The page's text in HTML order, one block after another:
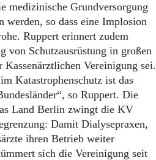
medizinische Grundversorgung
werden, so dass eine Implosion
Ruppert erinnert zudem
von Schutzausrüstung in großen
Vereinigung sei.
Katastrophenschutz ist das
so Ruppert. Die
Land Berlin zwingt die KV
Damit Dialysepraxen,
ihren Betrieb weiter
sich die Vereinigung seit